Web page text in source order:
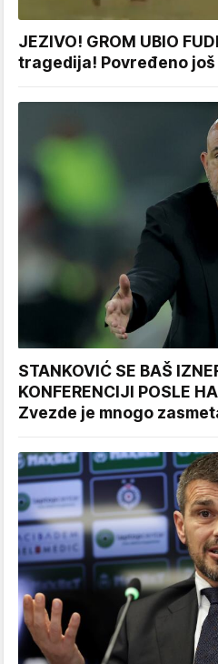
JEZIVO! GROM UBIO
tragedija! Povređeno još
STANKOVIĆ SE BAŠ
KONFERENCIJI POSLE
Zvezde je mnogo